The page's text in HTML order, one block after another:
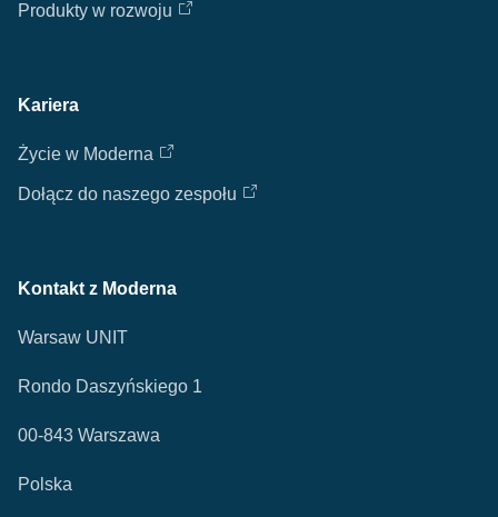
Produkty w rozwoju
Kariera
Życie w Moderna
Dołącz do naszego zespołu
Kontakt z Moderna
Warsaw UNIT
Rondo Daszyńskiego 1
00-843 Warszawa
Polska